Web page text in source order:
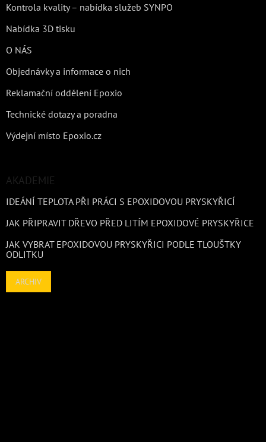
Kontrola kvality – nabídka služeb SYNPO
Nabídka 3D tisku
O NÁS
Objednávky a informace o nich
Reklamační oddělení Epoxio
Technické dotazy a poradna
Výdejní místo Epoxio.cz
AKADEMIE
IDEÁNÍ TEPLOTA PŘI PRÁCI S EPOXIDOVOU PRYSKYŘICÍ
JAK PŘIPRAVIT DŘEVO PŘED LITÍM EPOXIDOVÉ PRYSKYŘICE
JAK VYBRAT EPOXIDOVOU PRYSKYŘICI PODLE TLOUŠTKY
ODLITKU
ARCHIV